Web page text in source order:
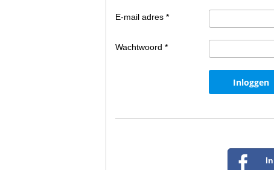
E-mail adres *
Wachtwoord *